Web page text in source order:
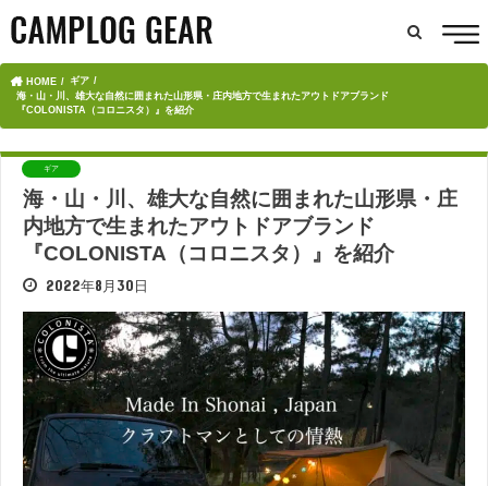
HOME
ギア
海・山・川、雄大な自然に囲まれた山形県・庄内地方で生まれたアウトドアブランド
『COLONISTA（コロニスタ）』を紹介
ギア
海・山・川、雄大な自然に囲まれた山形県・庄
内地方で生まれたアウトドアブランド
『COLONISTA（コロニスタ）』を紹介
2022年8月30日